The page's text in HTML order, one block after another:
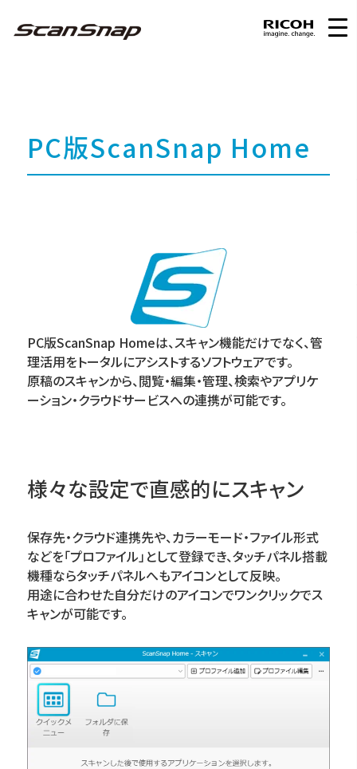
PC版ScanSnap Home
PC版ScanSnap Homeは、スキャン機能だけでなく、管
理活用をトータルにアシストするソフトウェアです。
原稿のスキャンから、閲覧・編集・管理、検索やアプリケ
ーション・クラウドサービスへの連携が可能です。
様々な設定で直感的にスキャン
保存先・クラウド連携先や、カラーモード・ファイル形式
などを「プロファイル」として登録でき、タッチパネル搭載
機種ならタッチパネルへもアイコンとして反映。
用途に合わせた自分だけのアイコンでワンクリックでス
キャンが可能です。